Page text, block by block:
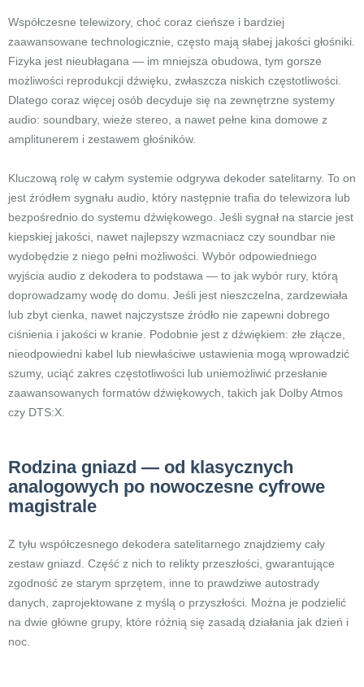
Współczesne telewizory, choć coraz cieńsze i bardziej
zaawansowane technologicznie, często mają słabej jakości głośniki.
Fizyka jest nieubłagana — im mniejsza obudowa, tym gorsze
możliwości reprodukcji dźwięku, zwłaszcza niskich częstotliwości.
Dlatego coraz więcej osób decyduje się na zewnętrzne systemy
audio: soundbary, wieże stereo, a nawet pełne kina domowe z
amplitunerem i zestawem głośników.
Kluczową rolę w całym systemie odgrywa dekoder satelitarny. To on
jest źródłem sygnału audio, który następnie trafia do telewizora lub
bezpośrednio do systemu dźwiękowego. Jeśli sygnał na starcie jest
kiepskiej jakości, nawet najlepszy wzmacniacz czy soundbar nie
wydobędzie z niego pełni możliwości. Wybór odpowiedniego
wyjścia audio z dekodera to podstawa — to jak wybór rury, którą
doprowadzamy wodę do domu. Jeśli jest nieszczelna, zardzewiała
lub zbyt cienka, nawet najczystsze źródło nie zapewni dobrego
ciśnienia i jakości w kranie. Podobnie jest z dźwiękiem: złe złącze,
nieodpowiedni kabel lub niewłaściwe ustawienia mogą wprowadzić
szumy, uciąć zakres częstotliwości lub uniemożliwić przesłanie
zaawansowanych formatów dźwiękowych, takich jak Dolby Atmos
czy DTS:X.
Rodzina gniazd — od klasycznych
analogowych po nowoczesne cyfrowe
magistrale
Z tyłu współczesnego dekodera satelitarnego znajdziemy cały
zestaw gniazd. Część z nich to relikty przeszłości, gwarantujące
zgodność ze starym sprzętem, inne to prawdziwe autostrady
danych, zaprojektowane z myślą o przyszłości. Można je podzielić
na dwie główne grupy, które różnią się zasadą działania jak dzień i
noc.